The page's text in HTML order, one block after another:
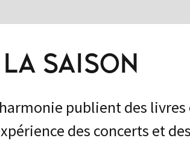
SAISON
publient des
des concerts et